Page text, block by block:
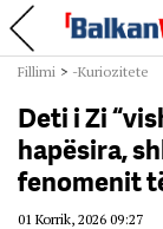
Fillimi > -Kuriozitete
Deti i Zi
hapësira,
fenomenit
01 Korrik, 2026 09:27